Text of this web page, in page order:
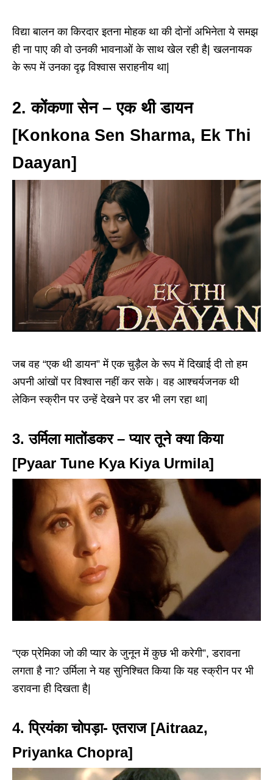
विद्या बालन का किरदार इतना मोहक था की दोनों अभिनेता ये समझ
ही ना पाए की वो उनकी भावनाओं के साथ खेल रही है| खलनायक
के रूप में उनका दृढ़ विश्वास सराहनीय था|
2. कोंकणा सेन – एक थी डायन
[Konkona Sen Sharma, Ek Thi
Daayan]
जब वह “एक थी डायन” में एक चुड़ैल के रूप में दिखाई दी तो हम
अपनी आंखों पर विश्वास नहीं कर सके। वह आश्चर्यजनक थी
लेकिन स्क्रीन पर उन्हें देखने पर डर भी लग रहा था|
3. उर्मिला मातोंडकर – प्यार तूने क्या किया
[Pyaar Tune Kya Kiya Urmila]
“एक प्रेमिका जो की प्यार के जुनून में कुछ भी करेगी”, डरावना
लगता है ना? उर्मिला ने यह सुनिश्चित किया कि यह स्क्रीन पर भी
डरावना ही दिखता है|
4. प्रियंका चोपड़ा- एतराज [Aitraaz,
Priyanka Chopra]